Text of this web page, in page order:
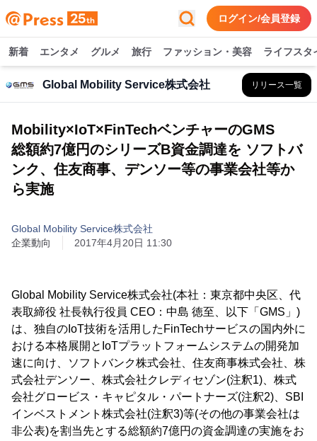
ログイン/会員登録
新着 エンタメ グルメ 旅行 ファッション・美容 ライフスタ
Global Mobility Service株式会社 リリース一覧
Mobility×IoT×FinTechベンチャーのGMS
総額約7億円のシリーズB資金調達を ソフトバ
ンク、住友商事、デンソー等の事業会社等か
ら実施
Global Mobility Service株式会社
企業動向
2017年4月20日 11:30
Global Mobility Service株式会社(本社：東京都中央区、代
表取締役 社長執行役員 CEO：中島 徳至、以下「GMS」)
は、独自のIoT技術を活用したFinTechサービスの国内外に
おける本格展開とIoTプラットフォームシステムの開発加
速に向け、ソフトバンク株式会社、住友商事株式会社、株
式会社デンソー、株式会社クレディセゾン(注釈1)、株式
会社グロービス・キャピタル・パートナーズ(注釈2)、SBI
インベストメント株式会社(注釈3)等(その他の事業会社は
非公表)を割当先とする総額約7億円の資金調達の実施をお